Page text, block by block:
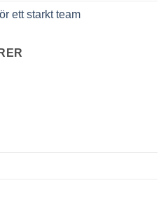
ett starkt team